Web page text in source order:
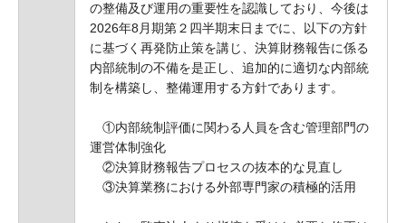
の整備及び運用の重要性を認識しており、今後は
2026年8月期第２四半期末日までに、以下の方針
に基づく再発防止策を講じ、決算財務報告に係る
内部統制の不備を是正し、追加的に適切な内部統
制を構築し、整備運用する方針であります。
①内部統制評価に関わる人員を含む管理部門の
運営体制強化
②決算財務報告プロセスの抜本的な見直し
③決算業務における外部専門家の積極的活用